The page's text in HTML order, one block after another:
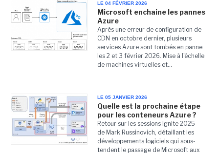
LE 04 FÉVRIER 2026
Microsoft enchaine les pannes
Azure
Après une erreur de configuration de
CDN en octobre dernier, plusieurs
services Azure sont tombés en panne
les 2 et 3 février 2026. Mise à l'échelle
de machines virtuelles et...
LE 05 JANVIER 2026
Quelle est la prochaine étape
pour les conteneurs Azure ?
Retour sur les sessions Ignite 2025
de Mark Russinovich, détaillant les
développements logiciels qui sous-
tendent le passage de Microsoft aux